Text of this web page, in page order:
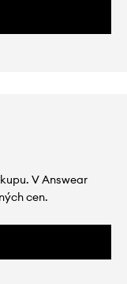
V Answear
cen.